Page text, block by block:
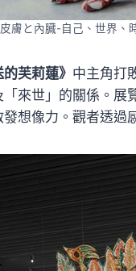
膚と內臓-自己、世界、
的芙莉蓮》 中主角打
來世」的關係。展
想像力。觀者透過